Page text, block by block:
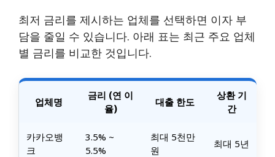
최저 금리를 제시하는 업체를 선택하면 이자 부
담을 줄일 수 있습니다. 아래 표는 최근 주요 업체
별 금리를 비교한 것입니다.
업체명
금리 (연 이
율)
대출 한도
상환 기
간
카카오뱅
크
3.5% ~
5.5%
최대 5천만
원
최대 5년